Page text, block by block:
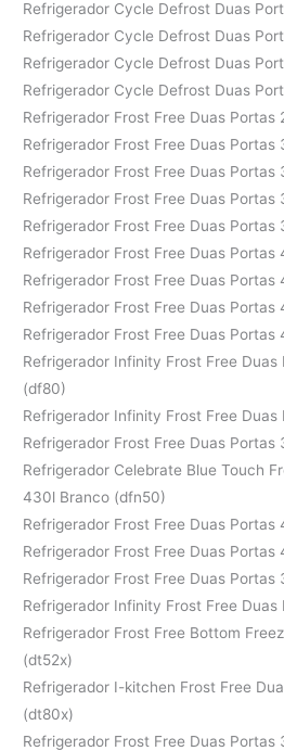
Refrigerador Cycle Defrost Duas
Refrigerador Cycle Defrost Duas
Refrigerador Cycle Defrost Duas
Refrigerador Cycle Defrost Duas
Refrigerador Frost Free Duas Portas
Refrigerador Frost Free Duas Portas
Refrigerador Frost Free Duas Portas
Refrigerador Frost Free Duas Portas
Refrigerador Frost Free Duas Portas
Refrigerador Frost Free Duas Portas
Refrigerador Frost Free Duas Portas
Refrigerador Frost Free Duas Portas
Refrigerador Frost Free Duas Portas
Refrigerador Infinity Frost Free
(df80)
Refrigerador Infinity Frost Free
Refrigerador Frost Free Duas Portas
Refrigerador Celebrate Blue Touch
430l Branco (dfn50)
Refrigerador Frost Free Duas Portas
Refrigerador Frost Free Duas
Refrigerador Frost Free Duas Portas
Refrigerador Infinity Frost Free
Refrigerador Frost Free Bottom
(dt52x)
Refrigerador I-kitchen Frost Free
(dt80x)
Refrigerador Frost Free Duas Portas